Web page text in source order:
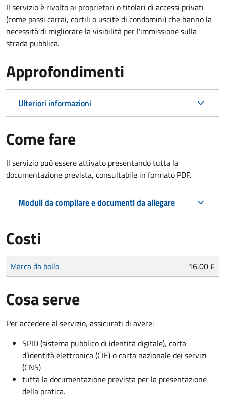
Il servizio è rivolto ai proprietari o titolari di accessi privati
(come passi carrai, cortili o uscite di condomini) che hanno la
necessità di migliorare la visibilità per l'immissione sulla
strada pubblica.
Approfondimenti
Ulteriori informazioni
Come fare
Il servizio può essere attivato presentando tutta la
documentazione prevista, consultabile in formato PDF.
Moduli da compilare e documenti da allegare
Costi
Tipo di pagamento
Importo
Marca da bollo 16,00 €
Cosa serve
Per accedere al servizio, assicurati di avere:
SPID (sistema pubblico di identità digitale), carta
d’identità elettronica (CIE) o carta nazionale dei servizi
(CNS)
tutta la documentazione prevista per la presentazione
della pratica.